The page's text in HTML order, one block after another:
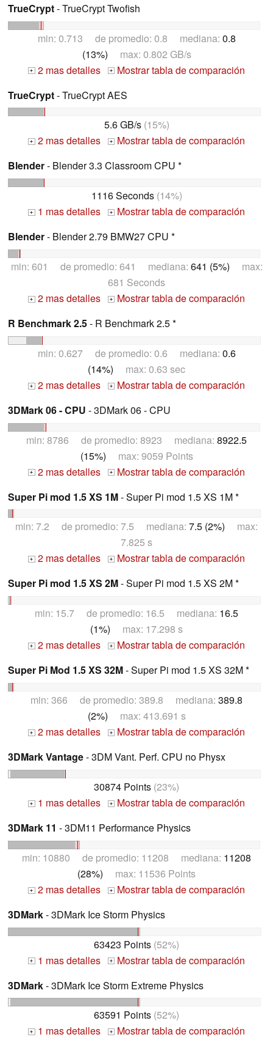
TrueCrypt- TrueCrypt Twofish
min: 0.713 de promedio: 0.8 mediana: 0.8
(13%) max: 0.802 GB/s
+ 2 mas detalles +
Mostrar tabla de comparación
TrueCrypt- TrueCrypt AES
5.6 GB/s(15%)
+ 2 mas detalles +
Mostrar tabla de comparación
Blender- Blender 3.3 Classroom CPU *
1116 Seconds(14%)
+ 1 mas detalles +
Mostrar tabla de comparación
Blender- Blender 2.79 BMW27 CPU *
min: 601 de promedio: 641 mediana: 641 (5%) max:
681 Seconds
+ 2 mas detalles +
Mostrar tabla de comparación
R Benchmark 2.5- R Benchmark 2.5 *
min: 0.627 de promedio: 0.6 mediana: 0.6
(14%) max: 0.63 sec
+ 2 mas detalles +
Mostrar tabla de comparación
3DMark 06 - CPU - 3DMark 06 - CPU
min: 8786 de promedio: 8923 mediana: 8922.5
(15%) max: 9059 Points
+ 2 mas detalles +
Mostrar tabla de comparación
Super Pi mod 1.5 XS 1M- Super Pi mod 1.5 XS 1M *
min: 7.2 de promedio: 7.5 mediana: 7.5 (2%) max:
7.825 s
+ 2 mas detalles +
Mostrar tabla de comparación
Super Pi mod 1.5 XS 2M- Super Pi mod 1.5 XS 2M *
min: 15.7 de promedio: 16.5 mediana: 16.5
(1%) max: 17.298 s
+ 2 mas detalles +
Mostrar tabla de comparación
Super Pi Mod 1.5 XS 32M- Super Pi mod 1.5 XS 32M *
min: 366 de promedio: 389.8 mediana: 389.8
(2%) max: 413.691 s
+ 2 mas detalles +
Mostrar tabla de comparación
3DMark Vantage- 3DM Vant. Perf. CPU no Physx
30874 Points (23%)
+ 1 mas detalles +
Mostrar tabla de comparación
3DMark 11 - 3DM11 Performance Physics
min: 10880 de promedio: 11208 mediana: 11208
(28%) max: 11536 Points
+ 2 mas detalles +
Mostrar tabla de comparación
3DMark- 3DMark Ice Storm Physics
63423 Points (52%)
+ 1 mas detalles +
Mostrar tabla de comparación
3DMark- 3DMark Ice Storm Extreme Physics
63591 Points (52%)
+ 1 mas detalles +
Mostrar tabla de comparación